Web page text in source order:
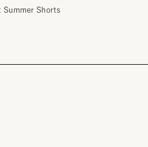
Summer Shorts